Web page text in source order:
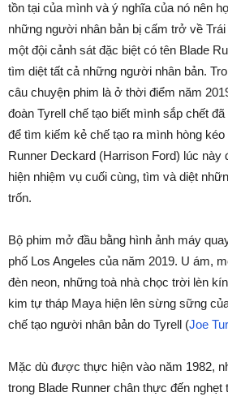
tồn tại của mình và ý nghĩa của nó nên
những người nhân bản bị cấm trở về
một đội cảnh sát đặc biệt có tên Blade
tìm diệt tất cả những người nhân bản.
câu chuyện phim là ở thời điểm năm
đoàn Tyrell chế tạo biết mình sắp chết
để tìm kiếm kẻ chế tạo ra mình hòng kéo
Runner Deckard (Harrison Ford) lúc
hiện nhiệm vụ cuối cùng, tìm và diệt
trốn.
Bộ phim mở đầu bằng hình ảnh máy
phố Los Angeles của năm 2019. U ám,
đèn neon, những toà nhà chọc trời lèn
kim tự tháp Maya hiện lên sừng sững
chế tạo người nhân bản do Tyrell (Joe
Mặc dù được thực hiện vào năm 1982,
trong Blade Runner chân thực đến